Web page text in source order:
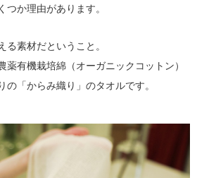
つか理由があります。
る素材だということ。
薬有機栽培綿（オーガニックコットン）
の「からみ織り」のタオルです。